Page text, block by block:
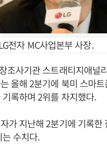
전자 MC사업본부 사장.
조사기관 스트래티지애널
올해 2분기에 북미 스마
록하며 2위를 차지했다.
가 지난해 2분기에 기록한
수치다.